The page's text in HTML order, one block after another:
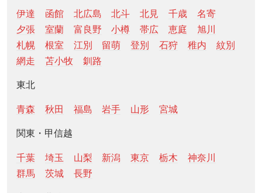
伊達 函館 北広島 北斗 北見 千歳
名寄
夕張
室蘭 富良野 小樽 帯広 恵庭
旭川
札幌
根室 江別 留萌 登別 石狩 稚内
紋別
網走
苫小牧 釧路
東北
青森 秋田 福島 岩手 山形 宮城
関東・甲信越
千葉 埼玉 山梨 新潟 東京 栃木
神奈川
群馬
茨城 長野